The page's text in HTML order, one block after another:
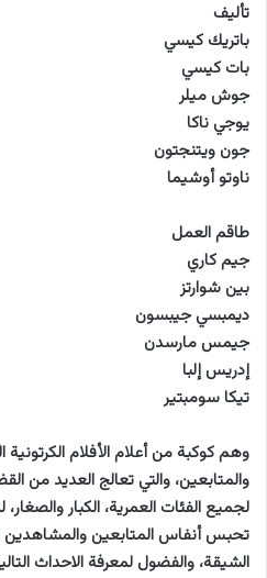
ﺗﺄﻟﻴﻒ
باتريك كيسي
بات كيسي
جوش ميلر
يوجي ناكا
جون ويتنجتون
ناوتو أوشيما
طاقم العمل
جيم كاري
بين شوارتز
ديمبسي جيبسون
جيمس مارسدن
إدريس إلبا
تيكا سومبتير
وهم كوكبة من أعلام الأفلام
والمتابعين، والتي تعالج العديد من
لجميع الفئات العمرية، الكبار
تحبس أنفاس المتابعين والمشاهدين
الشيقة، والفضول لمعرفة الاحداث